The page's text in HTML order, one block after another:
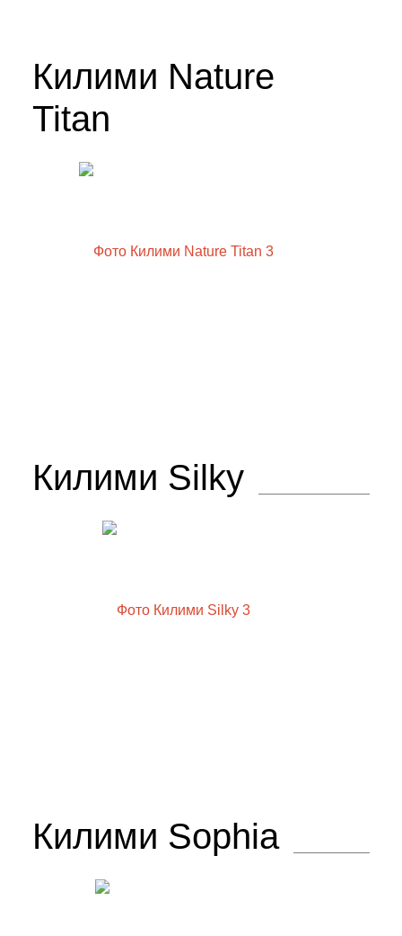
Килими Nature
Titan
Килими Silky
Килими Sophia